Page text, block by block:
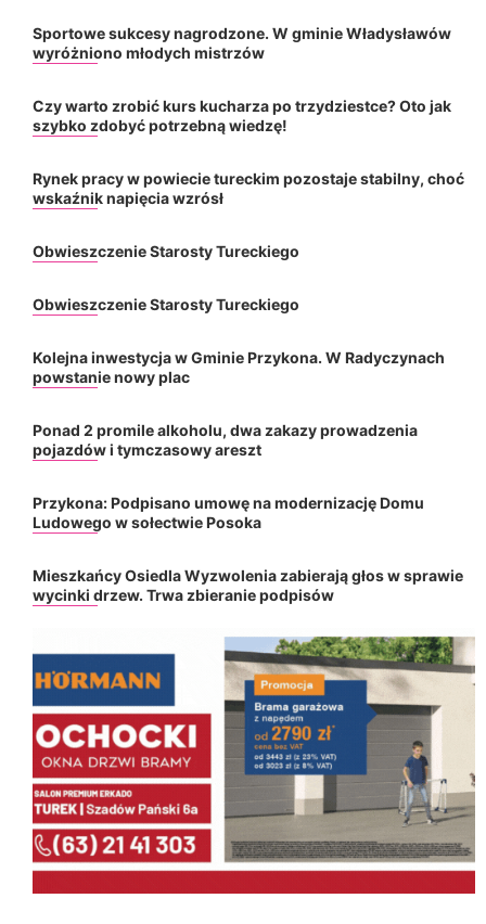
Sportowe sukcesy nagrodzone. W gminie Władysławów
wyróżniono młodych mistrzów
Czy warto zrobić kurs kucharza po trzydziestce? Oto jak
szybko zdobyć potrzebną wiedzę!
Rynek pracy w powiecie tureckim pozostaje stabilny, choć
wskaźnik napięcia wzrósł
Obwieszczenie Starosty Tureckiego
Obwieszczenie Starosty Tureckiego
Kolejna inwestycja w Gminie Przykona. W Radyczynach
powstanie nowy plac
Ponad 2 promile alkoholu, dwa zakazy prowadzenia
pojazdów i tymczasowy areszt
Przykona: Podpisano umowę na modernizację Domu
Ludowego w sołectwie Posoka
Mieszkańcy Osiedla Wyzwolenia zabierają głos w sprawie
wycinki drzew. Trwa zbieranie podpisów